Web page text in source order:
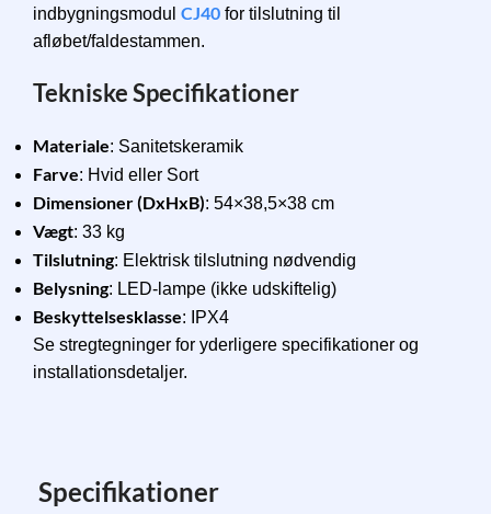
indbygningsmodul CJ40 for tilslutning til
afløbet/faldestammen.
Tekniske Specifikationer
Materiale: Sanitetskeramik
Farve: Hvid eller Sort
Dimensioner (DxHxB): 54×38,5×38 cm
Vægt: 33 kg
Tilslutning: Elektrisk tilslutning nødvendig
Belysning: LED-lampe (ikke udskiftelig)
Beskyttelsesklasse: IPX4
Se stregtegninger for yderligere specifikationer og
installationsdetaljer.
Specifikationer